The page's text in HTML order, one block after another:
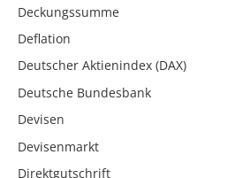
Deckungssumme
Deflation
Deutscher Aktienindex (DAX)
Deutsche Bundesbank
Devisen
Devisenmarkt
Direktgutschrift